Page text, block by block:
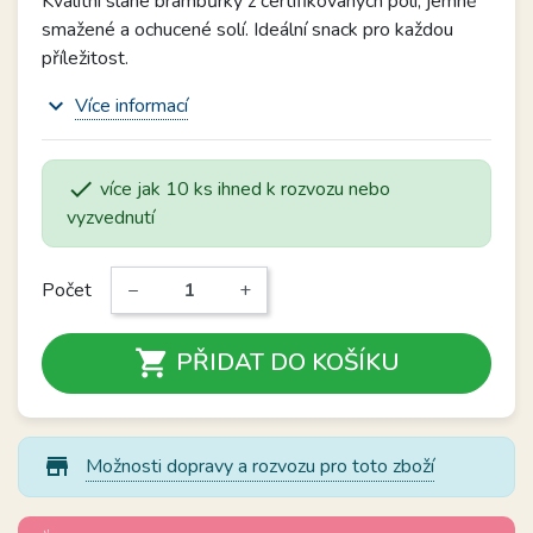
smažené a ochucené solí. Ideální snack pro každou
příležitost.
expand_more Více informací
 více jak 10 ks ihned k rozvozu nebo
vyzvednutí
Počet − +
 PŘIDAT DO KOŠÍKU
store_mall_directory Možnosti dopravy a rozvozu pro toto zboží